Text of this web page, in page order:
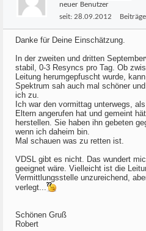
neuer Benutzer
seit: 28.09.2012
Danke für Deine Einschätzung.
In der zweiten und dritten
stabil, 0-3 Resyncs pro Tag. Ob
Leitung herumgepfuscht wurde,
Spektrum sah auch mal schöner
ich zu.
Ich war den vormittag unterwegs,
Eltern angerufen hat und gemeint
herstellen. Sie haben ihn gebeten
wenn ich daheim bin.
Mal schauen was zu retten ist.
VDSL gibt es nicht. Das wundert
geeignet wäre. Vielleicht ist die
Vermittlungsstelle unzureichend,
verlegt...
Schönen Gruß
Robert